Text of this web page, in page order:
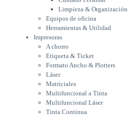
Matriciales
Multifuncional a Tinta
Multifuncional Láser
Tinta Continua
Informática
Accesorios Varios
Adaptadores & Cables
Auriculares
Escáner
Estuches & Mochilas
Gavetas para unidades de
Limpieza & Organización
Equipos de oficina
Herramientas & Utilidad
Impresoras
A chorro
Etiqueta & Ticket
Formato Ancho & Plotters
Láser
Matriciales
Multifuncional a Tinta
Multifuncional Láser
Tinta Continua